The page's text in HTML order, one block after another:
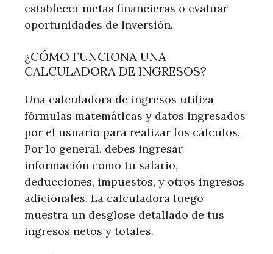
establecer metas financieras o evaluar
oportunidades de inversión.
¿CÓMO FUNCIONA UNA
CALCULADORA DE INGRESOS?
Una calculadora de ingresos utiliza
fórmulas matemáticas y datos ingresados
por el usuario para realizar los cálculos.
Por lo general, debes ingresar
información como tu salario,
deducciones, impuestos, y otros ingresos
adicionales. La calculadora luego
muestra un desglose detallado de tus
ingresos netos y totales.